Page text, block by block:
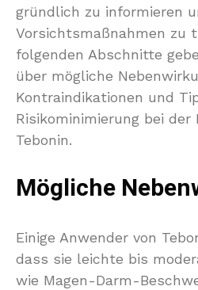
gründlich zu informieren
Vorsichtsmaßnahmen zu
folgenden Abschnitte
über mögliche
Kontraindikationen und
Risikominimierung bei der
Tebonin.
Mögliche
Einige Anwender von
dass sie leichte bis
wie Magen-Darm-